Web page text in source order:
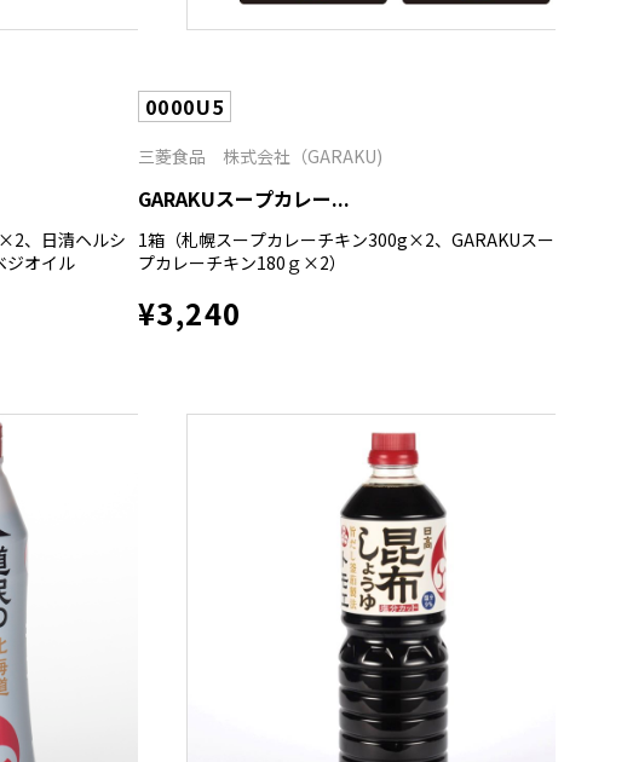
、日清ヘルシ
オイル
0000U5
三菱食品 株式会社（GARAKU)
GARAKUスープカレー...
1箱（札幌スープカレーチキン300g×2、GARAKUスー
プカレーチキン180ｇ×2）
¥3,240